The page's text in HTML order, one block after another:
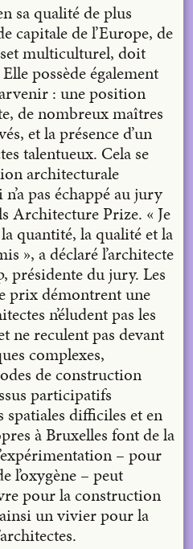
sa qualité de plus
capitale de l’Europe, de
multiculturel, doit
possède également
: une position
de nombreux maîtres
et la présence d’un
talentueux. Cela se
architecturale
pas échappé au jury
Architecture Prize. « Je
quantité, la qualité et la
», a déclaré l’architecte
présidente du jury. Les
prix démontrent une
n’éludent pas les
ne reculent pas devant
complexes,
de construction
participatifs
difficiles et en
à Bruxelles font de la
– pour
l’oxygène – peut
pour la construction
un vivier pour la